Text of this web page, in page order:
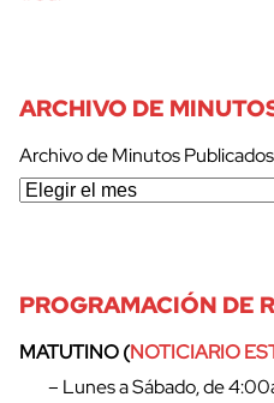
ARCHIVO DE
Archivo de Minutos Publicados
PROGRAMACIÓN DE
MATUTINO (NOTICIARIO
– Lunes a Sábado, de